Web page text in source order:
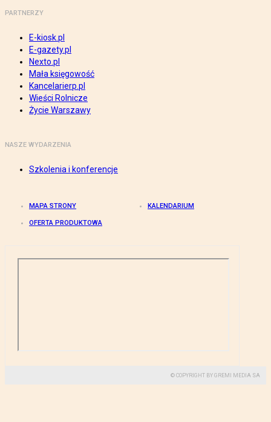
PARTNERZY
E-kiosk.pl
E-gazety.pl
Nexto.pl
Mała księgowość
Kancelarierp.pl
Wieści Rolnicze
Życie Warszawy
NASZE WYDARZENIA
Szkolenia i konferencje
MAPA STRONY KALENDARIUM
OFERTA PRODUKTOWA
© COPYRIGHT BY GREMI MEDIA SA